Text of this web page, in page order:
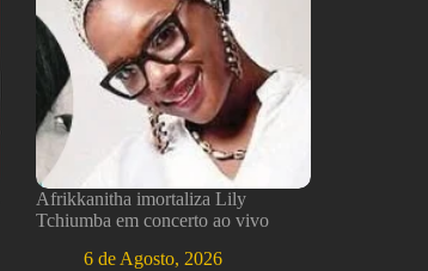
Afrikkanitha imortaliza Lily
Tchiumba em concerto ao vivo
6 de Agosto, 2026